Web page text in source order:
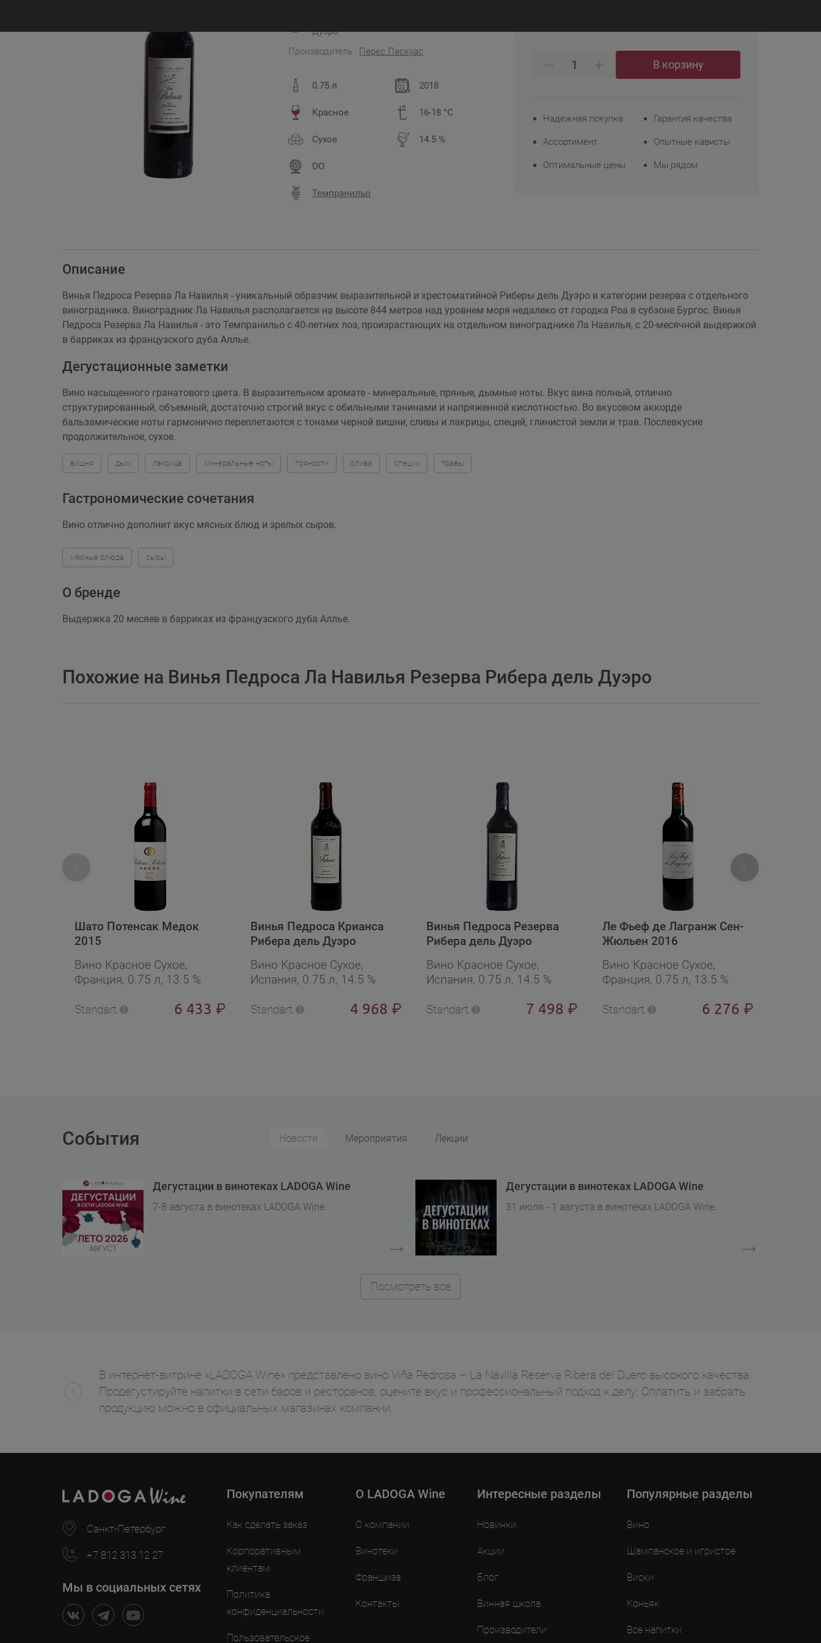
Дуэро
Производитель : Перес Паскуас
0.75 л 2018
Красное 16-18 °C
Сухое 14.5 %
DO
Темпранильо
В корзину
Надежная покупка Гарантия качества
Ассортимент Опытные кависты
Оптимальные цены Мы рядом
Описание
Винья Педроса Резерва Ла Навилья - уникальный образчик выразительной и хрестоматийной Риберы дель Дуэро в категории резерва с отдельного
виноградника. Виноградник Ла Навилья располагается на высоте 844 метров над уровнем моря недалеко от городка Роа в субзоне Бургос. Винья
Педроса Резерва Ла Навилья - это Темпранильо с 40-летних лоз, произрастающих на отдельном винограднике Ла Навилья, с 20-месячной выдержкой
в барриках из французского дуба Аллье.
Дегустационные заметки
Вино насыщенного гранатового цвета. В выразительном аромате - минеральные, пряные, дымные ноты. Вкус вина полный, отлично
структурированный, объемный, достаточно строгий вкус с обильными танинами и напряженной кислотностью. Во вкусовом аккорде
бальзамические ноты гармонично переплетаются с тонами черной вишни, сливы и лакрицы, специй, глинистой земли и трав. Послевкусие
продолжительное, сухое.
вишня дым лакрица минеральные ноты пряности слива специи травы
Гастрономические сочетания
Вино отлично дополнит вкус мясных блюд и зрелых сыров.
мясные блюда сыры
О бренде
Выдержка 20 месяев в барриках из французского дуба Аллье.
Похожие на Винья Педроса Ла Навилья Резерва Рибера дель Дуэро
Шато Потенсак Медок
2015
Вино Красное Сухое,
Франция, 0.75 л, 13.5 %
Standart 6 433 ₽
Винья Педроса Крианса
Рибера дель Дуэро
Вино Красное Сухое,
Испания, 0.75 л, 14.5 %
Standart 4 968 ₽
Винья Педроса Резерва
Рибера дель Дуэро
Вино Красное Сухое,
Испания, 0.75 л, 14.5 %
Standart 7 498 ₽
Ле Фьеф де Лагранж Сен-
Жюльен 2016
Вино Красное Сухое,
Франция, 0.75 л, 13.5 %
Standart 6 276 ₽
События Новости Мероприятия Лекции
Дегустации в винотеках LADOGA Wine
7-8 августа в винотеках LADOGA Wine.
Дегустации в винотеках LADOGA Wine
31 июля - 1 августа в винотеках LADOGA Wine.
Посмотреть все
В интернет-витрине «LADOGA Wine» представлено вино Viña Pedrosa – La Navilla Reserva Ribera del Duero высокого качества.
Продегустируйте напитки в сети баров и ресторанов, оцените вкус и профессиональный подход к делу. Оплатить и забрать
продукцию можно в официальных магазинах компании.
Санкт-Петербург
+7 812 313 12 27
Мы в социальных сетях
Покупателям
Как сделать заказ
Корпоративным
клиентам
Политика
конфиденциальности
Пользовательское
O LADOGA Wine
О компании
Винотеки
Франшиза
Контакты
Интересные разделы
Новинки
Акции
Блог
Винная школа
Производители
Популярные разделы
Вино
Шампанское и игристое
Виски
Коньяк
Все напитки